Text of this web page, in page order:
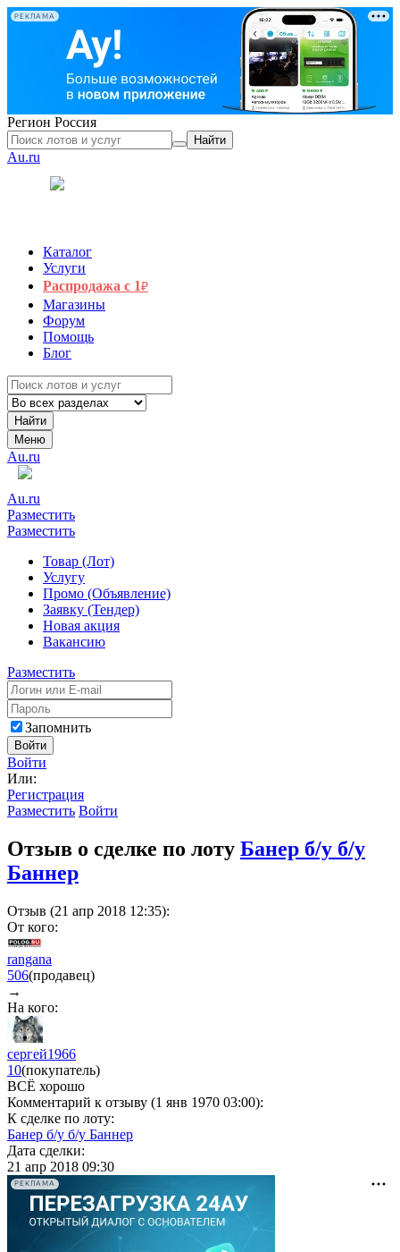
РЕКЛАМА
Регион Россия
Найти
Au.ru
Каталог
Услуги
Распродажа с 1₽
Магазины
Форум
Помощь
Блог
Найти
Меню
Au.ru
Au.ru
Разместить
Разместить
Товар (Лот)
Услугу
Промо (Объявление)
Заявку (Тендер)
Новая акция
Вакансию
Разместить
Запомнить
Войти
Войти
Или:
Регистрация
Разместить Войти
Отзыв о сделке по лоту Банер б/у б/у
Баннер
Отзыв (21 апр 2018 12:35):
От кого:
rangana
506(продавец)
→
На кого:
сергей1966
10(покупатель)
ВСЁ хорошо
Комментарий к отзыву (1 янв 1970 03:00):
К сделке по лоту:
Банер б/у б/у Баннер
Дата сделки:
21 апр 2018 09:30
РЕКЛАМА